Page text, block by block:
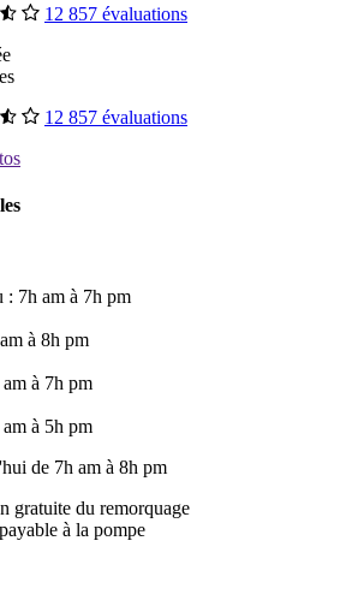
12 857 évaluations
12 857 évaluations
: 7h am à 7h pm
à 8h pm
à 7h pm
à 5h pm
de 7h am à 8h pm
gratuite du remorquage
à la pompe